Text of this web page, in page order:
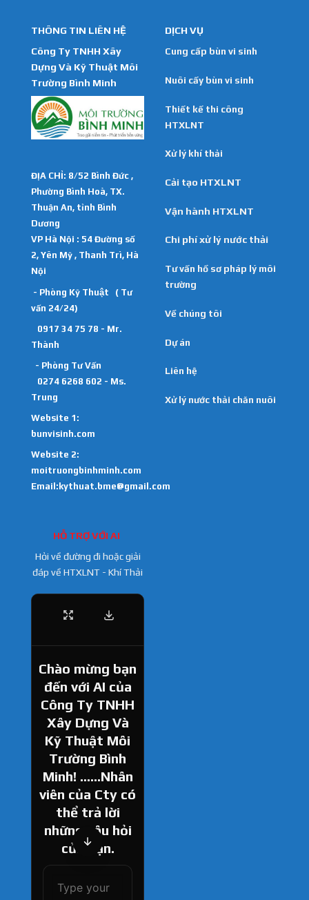
THÔNG TIN LIÊN HỆ
Công Ty TNHH Xây
Dựng Và Kỹ Thuật Môi
Trường Bình Minh
ĐỊA CHỈ: 8/52 Bình Đức ,
Phường Bình Hoà, TX.
Thuận An, tỉnh Bình
Dương
VP Hà Nội : 54 Đường số
2, Yên Mỹ , Thanh Trì, Hà
Nội
- Phòng Kỹ Thuật ( Tư
vấn 24/24)
0917 34 75 78 - Mr.
Thành
- Phòng Tư Vấn
0274 6268 602 - Ms.
Trung
Website 1:
bunvisinh.com
Website 2:
moitruongbinhminh.com
Email:kythuat.bme@gmail.com
DỊCH VỤ
Cung cấp bùn vi sinh
Nuôi cấy bùn vi sinh
Thiết kế thi công
HTXLNT
Xử lý khí thải
Cải tạo HTXLNT
Vận hành HTXLNT
Chi phí xử lý nước thải
Tư vấn hồ sơ pháp lý môi
trường
Về chúng tôi
Dự án
Liên hệ
Xử lý nước thải chăn nuôi
HỖ TRỢ VỚI AI
Hỏi về đường đi hoặc giải
đáp về HTXLNT - Khí Thải
Chào mừng bạn
đến với AI của
Công Ty TNHH
Xây Dựng Và
Kỹ Thuật Môi
Trường Bình
Minh! ......Nhân
viên của Cty có
thể trả lời
những câu hỏi
của bạn.
How can I help
you today?